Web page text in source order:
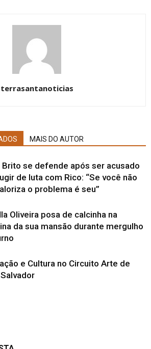
terrasantanoticias
MAIS DO AUTOR
Brito se defende após ser acusado
de luta com Rico: “Se você não
o problema é seu”
Oliveira posa de calcinha na
da sua mansão durante mergulho
e Cultura no Circuito Arte de